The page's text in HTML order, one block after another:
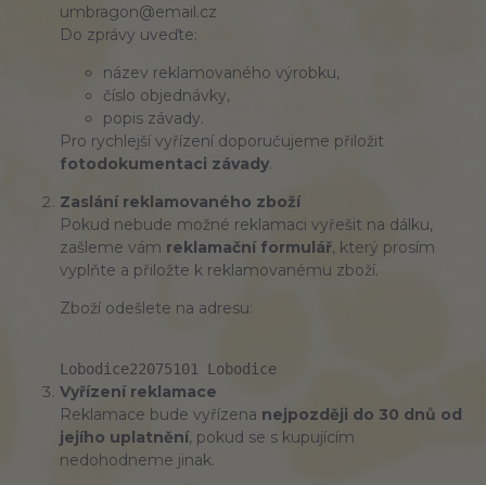
umbragon@email.cz
Do zprávy uveďte:
název reklamovaného výrobku,
číslo objednávky,
popis závady.
Pro rychlejší vyřízení doporučujeme přiložit
fotodokumentaci závady.
Zaslání reklamovaného zboží
Pokud nebude možné reklamaci vyřešit na dálku,
zašleme vám reklamační formulář, který prosím
vyplňte a přiložte k reklamovanému zboží.
Zboží odešlete na adresu:
Lobodice220751 01 Lobodice
Vyřízení reklamace
Reklamace bude vyřízena nejpozději do 30 dnů od
jejího uplatnění, pokud se s kupujícím
nedohodneme jinak.